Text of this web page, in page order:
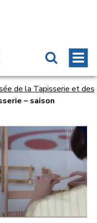
de la Tapisserie et des
– saison